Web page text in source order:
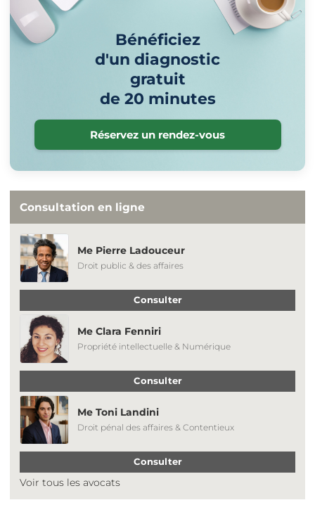
Bénéficiez
d'un diagnostic
gratuit
de 20 minutes
Réservez un rendez-vous
Consultation en ligne
Me Pierre Ladouceur
Droit public & des affaires
Consulter
Me Clara Fenniri
Propriété intellectuelle & Numérique
Consulter
Me Toni Landini
Droit pénal des affaires & Contentieux
Consulter
Voir tous les avocats